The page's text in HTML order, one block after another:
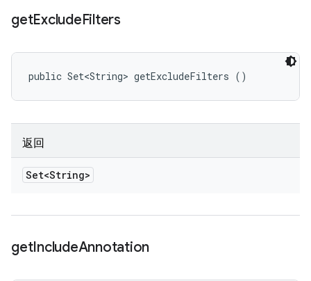
getExcludeFilters
public Set<String> getExcludeFilters ()
返回
Set<String>
getIncludeAnnotation